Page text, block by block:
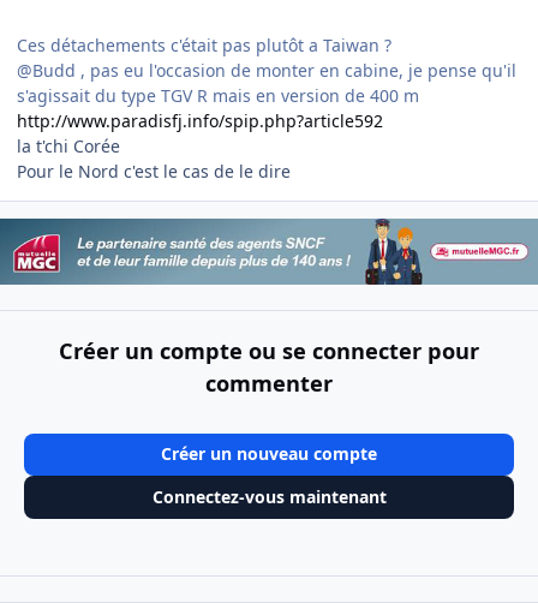
Ces détachements c'était pas plutôt a Taiwan ?
@Budd , pas eu l'occasion de monter en cabine, je pense qu'il
s'agissait du type TGV R mais en version de 400 m
http://www.paradisfj.info/spip.php?article592
la t'chi Corée
Pour le Nord c'est le cas de le dire
Créer un compte ou se connecter pour
commenter
Créer un nouveau compte
Connectez-vous maintenant